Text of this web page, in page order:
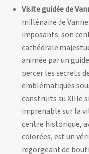
Visite guidée de
millénaire de
imposants, son
cathédrale
animée par un
percer les secrets
emblématiques
construits au XIIIe
imprenable sur la
centre historique,
colorées, est un
regorgeant de